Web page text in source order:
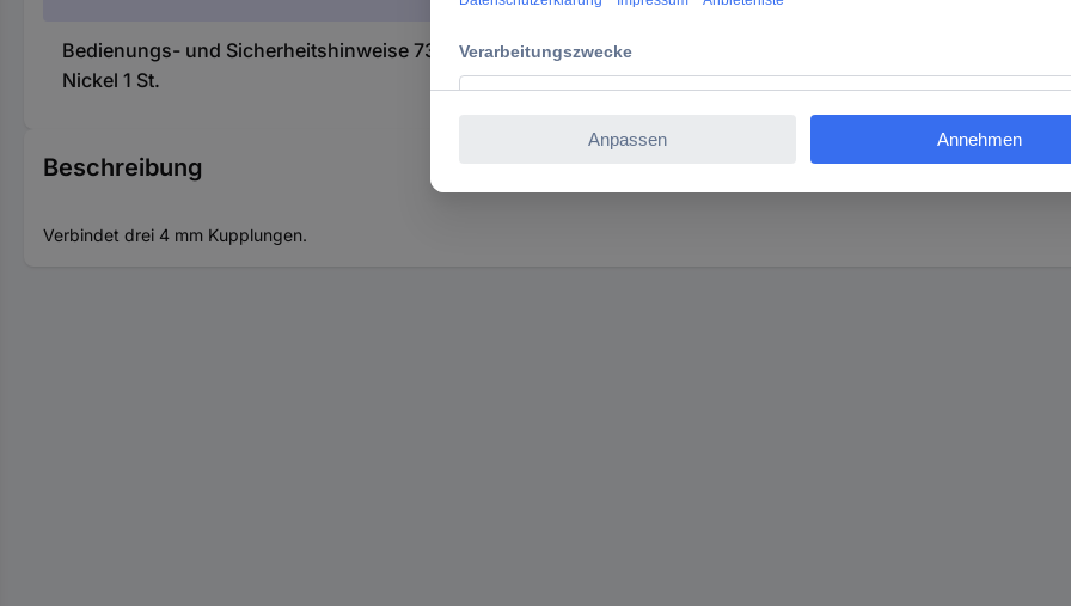
Bedienungs- und Sicherheitshinweise 736152 Schützinger TFS 1241 Sicherungs-Steckverbinder Buchse 4
Nickel 1 St.
Beschreibung
Verbindet drei 4 mm Kupplungen.